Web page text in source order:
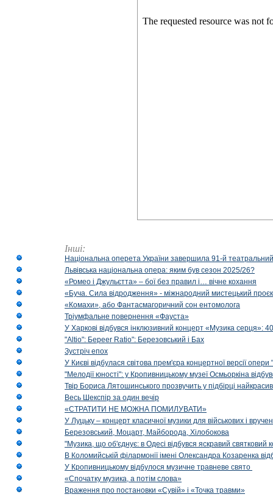
Інші:
Національна оперета України завершила 91-й
Львівська національна опера: яким був сезон 2025/26?
«Ромео і Джульєтта» – бої без правил і… вічне кохання
«Буча. Сила відродження» - міжнародний мистецький
«Комахи», або Фантасмагоричний сон ентомолога
Тріумфальне повернення «Фауста»
У Харкові відбувся інклюзивний концерт «Музика серця»:
"Altio": Береer Ratio": Березовський і Бах
Зустріч епох
У Києві відбулася світова прем'єра концертної версії
"Мелодії юності": у Кропивницькому музеї Осмьоркіна
Твір Бориса Лятошинського прозвучить у підбірці
Весь Шекспір за один вечір
«СТРАТИТИ НЕ МОЖНА ПОМИЛУВАТИ»
У Луцьку – концерт класичної музики для військових і
Березовський, Моцарт, Майборода, Хілобокова
"Музика, що об'єднує: в Одесі відбувся яскравий
В Коломийській філармонії імені Олександра Козаренка
У Кропивницькому відбулося музичне травневе свято
«Спочатку музика, а потім слова»
Враження про постановки «Сувій» і «Точка травми»